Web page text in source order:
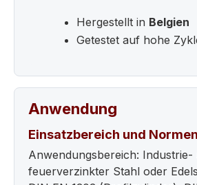
Hergestellt in Belgien
Getestet auf hohe
Anwendung
Einsatzbereich und
Anwendungsbereich:
feuerverzinkter Stahl oder